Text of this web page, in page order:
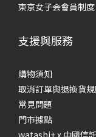
東京女子会會員制度
支援與服務
購物須知
取消訂單與退換貨規
常見問題
門市據點
watashi+ x 中國信